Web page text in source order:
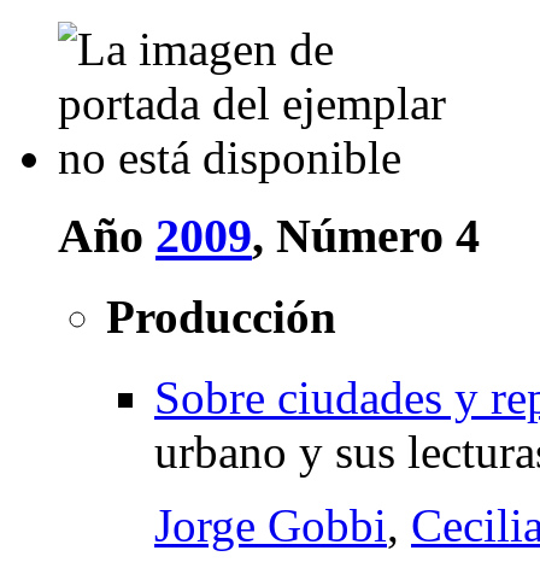
Año 2009, Número 4
Producción
Sobre ciudades y
urbano y sus
Jorge Gobbi,